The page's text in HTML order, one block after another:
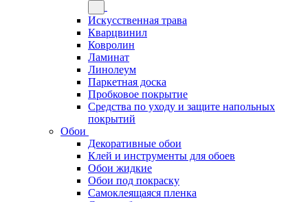
Искусственная трава
Кварцвинил
Ковролин
Ламинат
Линолеум
Паркетная доска
Пробковое покрытие
Средства по уходу и защите напольных
покрытий
Обои
Декоративные обои
Клей и инструменты для обоев
Обои жидкие
Обои под покраску
Самоклеящаяся пленка